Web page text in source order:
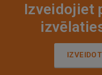
Izveidojiet